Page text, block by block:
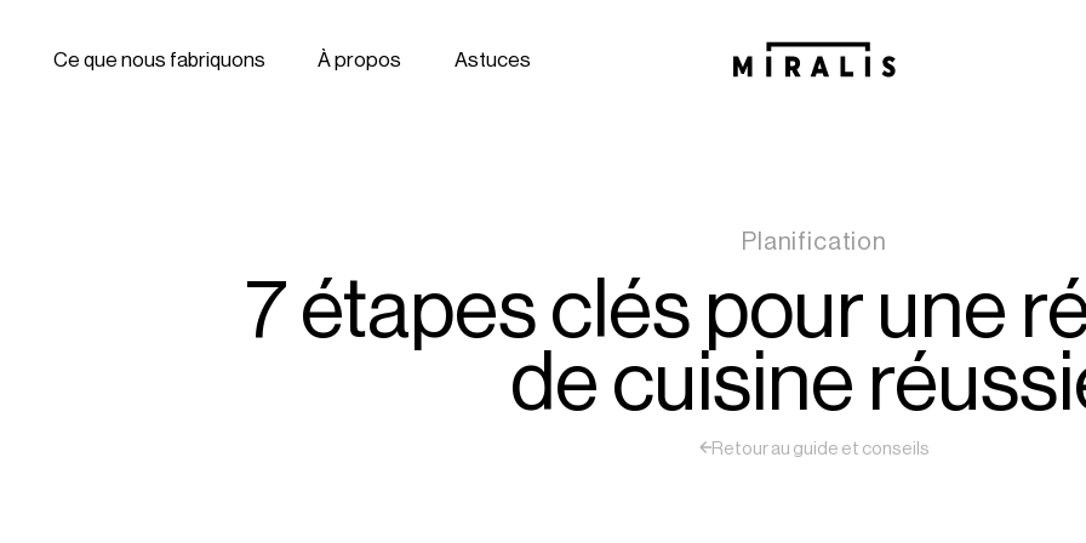
Ce que nous fabriquons À propos Astuces
Planification
7 étapes clés pour une
de cuisine
Retour au guide et conseils